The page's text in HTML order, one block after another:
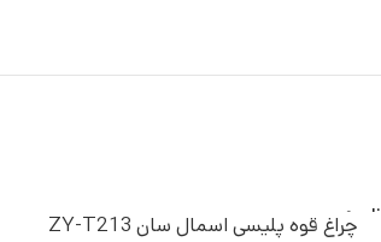
ناموج
ودچراغ قوه پلیسی اسمال سان ZY-T213